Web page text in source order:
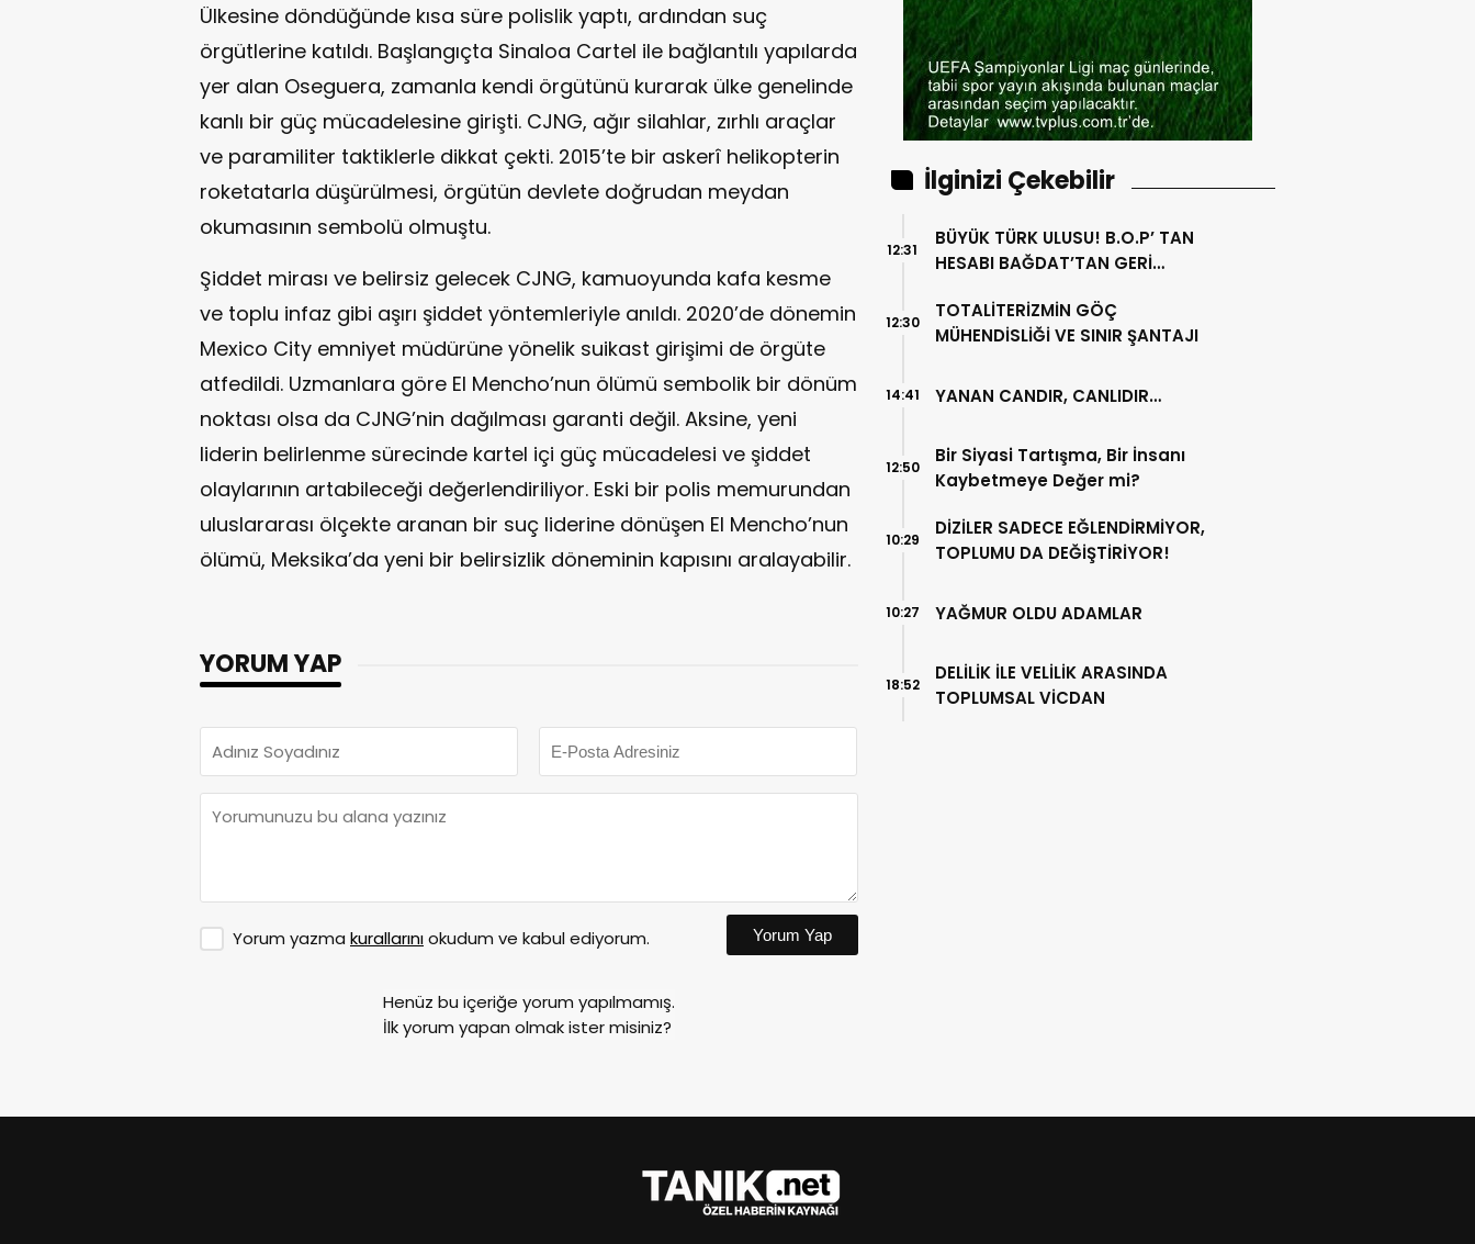
Ülkesine döndüğünde kısa süre polislik yaptı, ardından suç
örgütlerine katıldı. Başlangıçta Sinaloa Cartel ile bağlantılı yapılarda
yer alan Oseguera, zamanla kendi örgütünü kurarak ülke genelinde
kanlı bir güç mücadelesine girişti. CJNG, ağır silahlar, zırhlı araçlar
ve paramiliter taktiklerle dikkat çekti. 2015’te bir askerî helikopterin
roketatarla düşürülmesi, örgütün devlete doğrudan meydan
okumasının sembolü olmuştu.
Şiddet mirası ve belirsiz gelecek CJNG, kamuoyunda kafa kesme
ve toplu infaz gibi aşırı şiddet yöntemleriyle anıldı. 2020’de dönemin
Mexico City emniyet müdürüne yönelik suikast girişimi de örgüte
atfedildi. Uzmanlara göre El Mencho’nun ölümü sembolik bir dönüm
noktası olsa da CJNG’nin dağılması garanti değil. Aksine, yeni
liderin belirlenme sürecinde kartel içi güç mücadelesi ve şiddet
olaylarının artabileceği değerlendiriliyor. Eski bir polis memurundan
uluslararası ölçekte aranan bir suç liderine dönüşen El Mencho’nun
ölümü, Meksika’da yeni bir belirsizlik döneminin kapısını aralayabilir.
YORUM YAP
Yorum yazma kurallarınıokudum ve kabul ediyorum. Yorum Yap
Henüz bu içeriğe yorum yapılmamış.
İlk yorum yapan olmak ister misiniz?
İlginizi Çekebilir
BÜYÜK TÜRK ULUSU! B.O.P’ TAN
HESABI BAĞDAT’TAN GERİ
12:31
TOTALİTERİZMİN GÖÇ
MÜHENDİSLİĞİ VE SINIR ŞANTAJI
12:30
YANAN CANDIR, CANLIDIR…
14:41
Bir Siyasi Tartışma, Bir İnsanı
Kaybetmeye Değer mi?
12:50
DİZİLER SADECE EĞLENDİRMİYOR,
TOPLUMU DA DEĞİŞTİRİYOR!
10:29
YAĞMUR OLDU ADAMLAR
10:27
DELİLİK İLE VELİLİK ARASINDA
TOPLUMSAL VİCDAN
18:52